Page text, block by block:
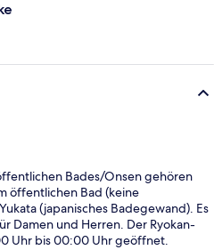
Bades/Onsen gehören
öffentlichen Bad (keine
(japanisches Badegewand). Es
Damen und Herren. Der Ryokan-
Uhr bis 00:00 Uhr geöffnet.